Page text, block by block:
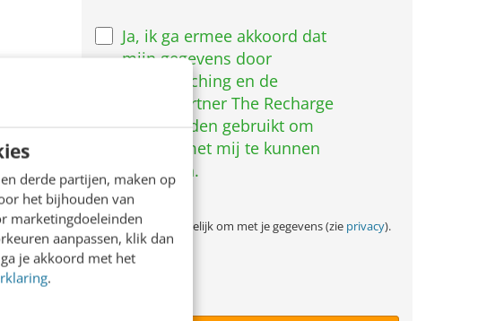
derde partijen, maken op
het bijhouden van
marketingdoeleinden
aanpassen, klik dan
ga je akkoord met het
.
We
gaan
met
gegevens
(zie
privacy).
Ja, ik ga ermee akkoord dat
mijn gegevens door
Frankwatching en de
kennispartner The Recharge
Club worden gebruikt om
contact met mij te kunnen
opnemen.
We gaan vertrouwelijk om met je gegevens (zie privacy).